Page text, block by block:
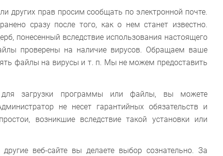
других прав просим сообщать по электронной почте.
сразу после того, как о нем станет известно.
понесенный вследствие использования настоящего
проверены на наличие вирусов. Обращаем ваше
файлы на вирусы и т. п. Мы не можем предоставить
для загрузки программы или файлы, вы можете
не несет гарантийных обязательств и
возникшие вследствие такой установки или
веб-сайте вы делаете выбор сознательно. За